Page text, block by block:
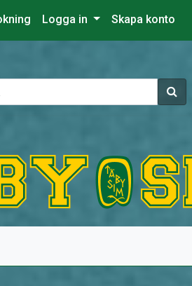
Logga in Skapa konto
Sök